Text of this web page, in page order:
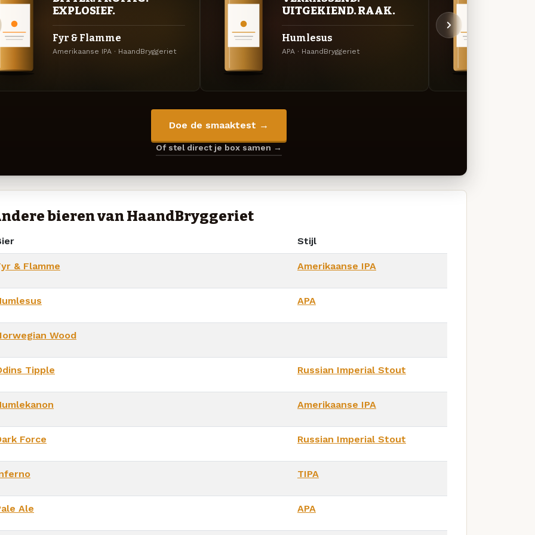
EXPLOSIEF.
Fyr & Flamme
Amerikaanse IPA · HaandBryggeriet
UITGEKIEND. RAAK.
Humlesus
APA · HaandBryggeriet
Doe de smaaktest →
Of stel direct je box samen →
bieren van HaandBryggeriet
Stijl
& Flamme Amerikaanse IPA
APA
Wood
Tipple Russian Imperial Stout
Amerikaanse IPA
Force Russian Imperial Stout
TIPA
Ale APA